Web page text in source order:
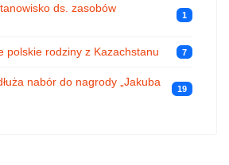
ds. zasobów
1
polskie rodziny z Kazachstanu 7
nabór do nagrody „Jakuba
19